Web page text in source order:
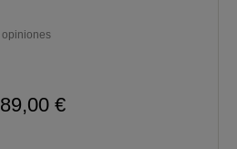
opiniones
89,00 €